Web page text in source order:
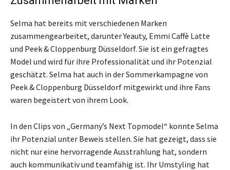
Selma hat bereits mit verschiedenen Marken
zusammengearbeitet, darunter Yeauty, Emmi Caffè Latte
und Peek & Cloppenburg Düsseldorf. Sie ist ein gefragtes
Model und wird für ihre Professionalität und ihr Potenzial
geschätzt. Selma hat auch in der Sommerkampagne von
Peek & Cloppenburg Düsseldorf mitgewirkt und ihre Fans
waren begeistert von ihrem Look.
In den Clips von „Germany’s Next Topmodel“ konnte Selma
ihr Potenzial unter Beweis stellen. Sie hat gezeigt, dass sie
nicht nur eine hervorragende Ausstrahlung hat, sondern
auch kommunikativ und teamfähig ist. Ihr Umstyling hat